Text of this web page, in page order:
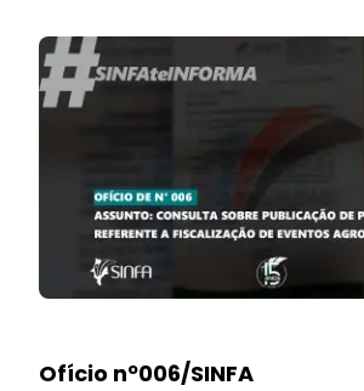
BARREIRAS
PCCR JÁ – Galeria
Ofício nº006/SINFA